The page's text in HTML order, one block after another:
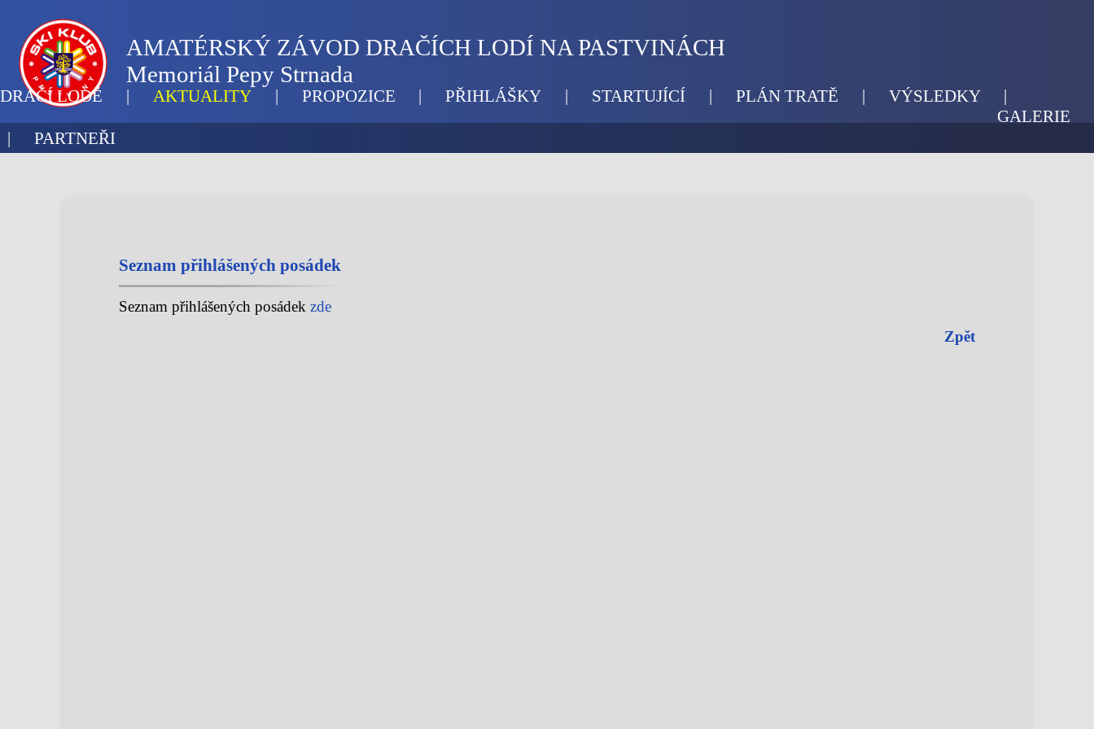
AMATÉRSKÝ ZÁVOD DRAČÍCH LODÍ NA PASTVINÁCH
Memoriál Pepy Strnada
DRAČÍ LODĚ | AKTUALITY | PROPOZICE | PŘIHLÁŠKY | STARTUJÍCÍ | PLÁN TRATĚ | VÝSLEDKY
|
GALERIE
|
PARTNEŘI
Seznam přihlášených posádek
Seznam přihlášených posádekzde
Zpět